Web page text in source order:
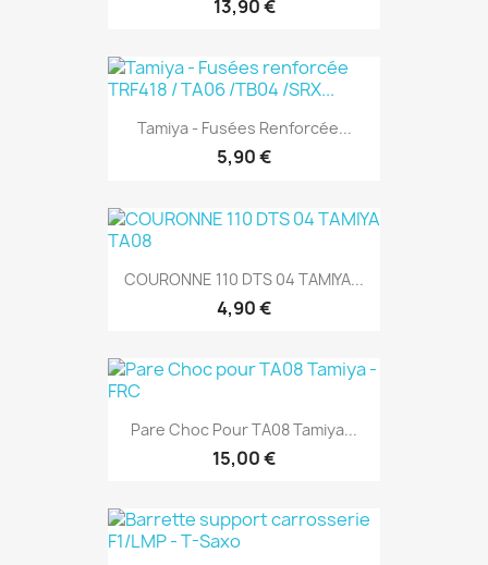
13,90 €
Tamiya - Fusées Renforcée...
5,90 €
COURONNE 110 DTS 04 TAMIYA...
4,90 €
Pare Choc Pour TA08 Tamiya...
15,00 €